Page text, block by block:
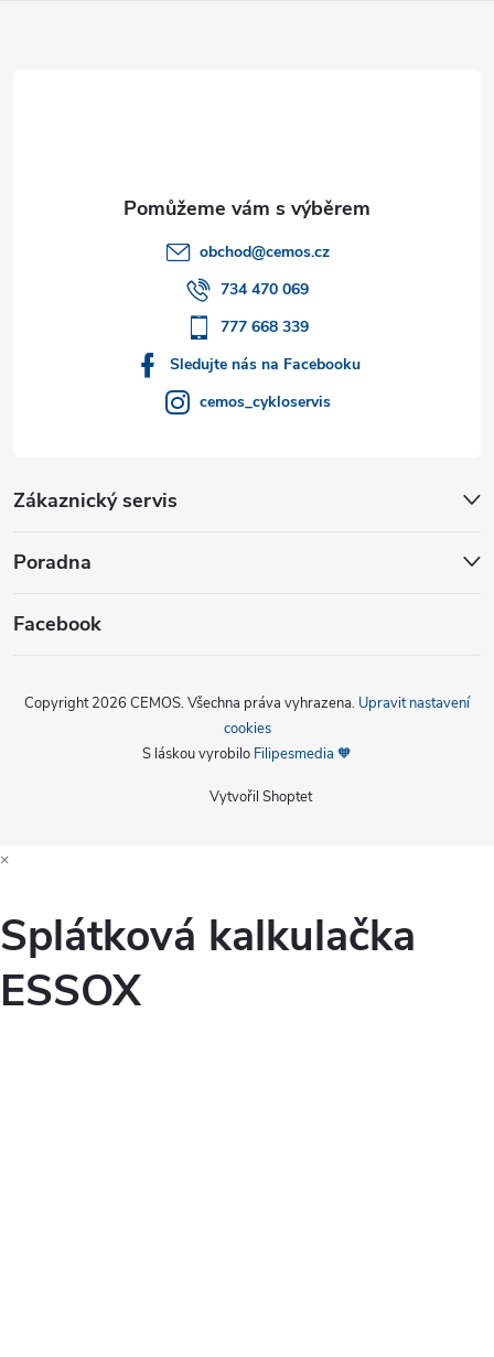
obchod@cemos.cz
734 470 069
777 668 339
Sledujte nás na Facebooku
cemos_cykloservis
Zákaznický servis
Poradna
Facebook
Vytvořil Shoptet
Copyright 2026 CEMOS. Všechna práva vyhrazena. Upravit nastavení
cookies
S láskou vyrobilo Filipesmedia 🧡
×
Splátková kalkulačka
ESSOX